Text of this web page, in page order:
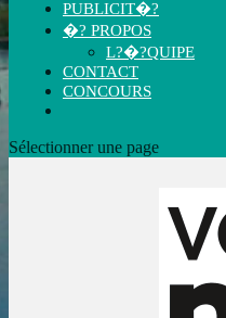
PUBLICIT�?
�? PROPOS
L?�?QUIPE
CONTACT
CONCOURS
Sélectionner une page